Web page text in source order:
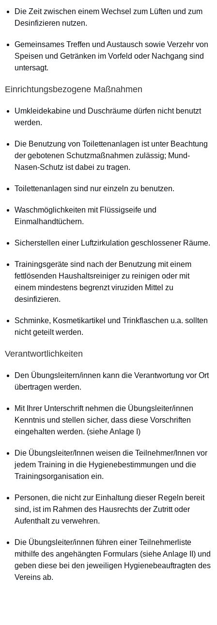
Die Zeit zwischen einem Wechsel zum Lüften und zum
Desinfizieren nutzen.
Gemeinsames Treffen und Austausch sowie Verzehr von
Speisen und Getränken im Vorfeld oder Nachgang sind
untersagt.
Einrichtungsbezogene Maßnahmen
Umkleidekabine und Duschräume dürfen nicht benutzt
werden.
Die Benutzung von Toilettenanlagen ist unter Beachtung
der gebotenen Schutzmaßnahmen zulässig; Mund-
Nasen-Schutz ist dabei zu tragen.
Toilettenanlagen sind nur einzeln zu benutzen.
Waschmöglichkeiten mit Flüssigseife und
Einmalhandtüchern.
Sicherstellen einer Luftzirkulation geschlossener Räume.
Trainingsgeräte sind nach der Benutzung mit einem
fettlösenden Haushaltsreiniger zu reinigen oder mit
einem mindestens begrenzt viruziden Mittel zu
desinfizieren.
Schminke, Kosmetikartikel und Trinkflaschen u.a. sollten
nicht geteilt werden.
Verantwortlichkeiten
Den Übungsleitern/innen kann die Verantwortung vor Ort
übertragen werden.
Mit Ihrer Unterschrift nehmen die Übungsleiter/innen
Kenntnis und stellen sicher, dass diese Vorschriften
eingehalten werden. (siehe Anlage I)
Die Übungsleiter/Innen weisen die Teilnehmer/Innen vor
jedem Training in die Hygienebestimmungen und die
Trainingsorganisation ein.
Personen, die nicht zur Einhaltung dieser Regeln bereit
sind, ist im Rahmen des Hausrechts der Zutritt oder
Aufenthalt zu verwehren.
Die Übungsleiter/innen führen einer Teilnehmerliste
mithilfe des angehängten Formulars (siehe Anlage II) und
geben diese bei den jeweiligen Hygienebeauftragten des
Vereins ab.